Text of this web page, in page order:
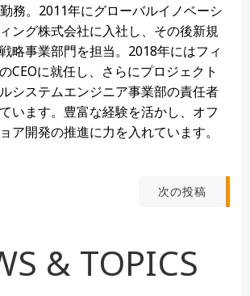
務。2011年にグローバルイノベーシ
ング株式会社に入社し、その後新規
略事業部門を担当。2018年にはフィ
CEOに就任し、さらにプロジェクト
システムエンジニア事業部の責任者
います。豊富な経験を活かし、オフ
ア開発の推進に力を入れています。
ナ
次の投稿
& TOPICS